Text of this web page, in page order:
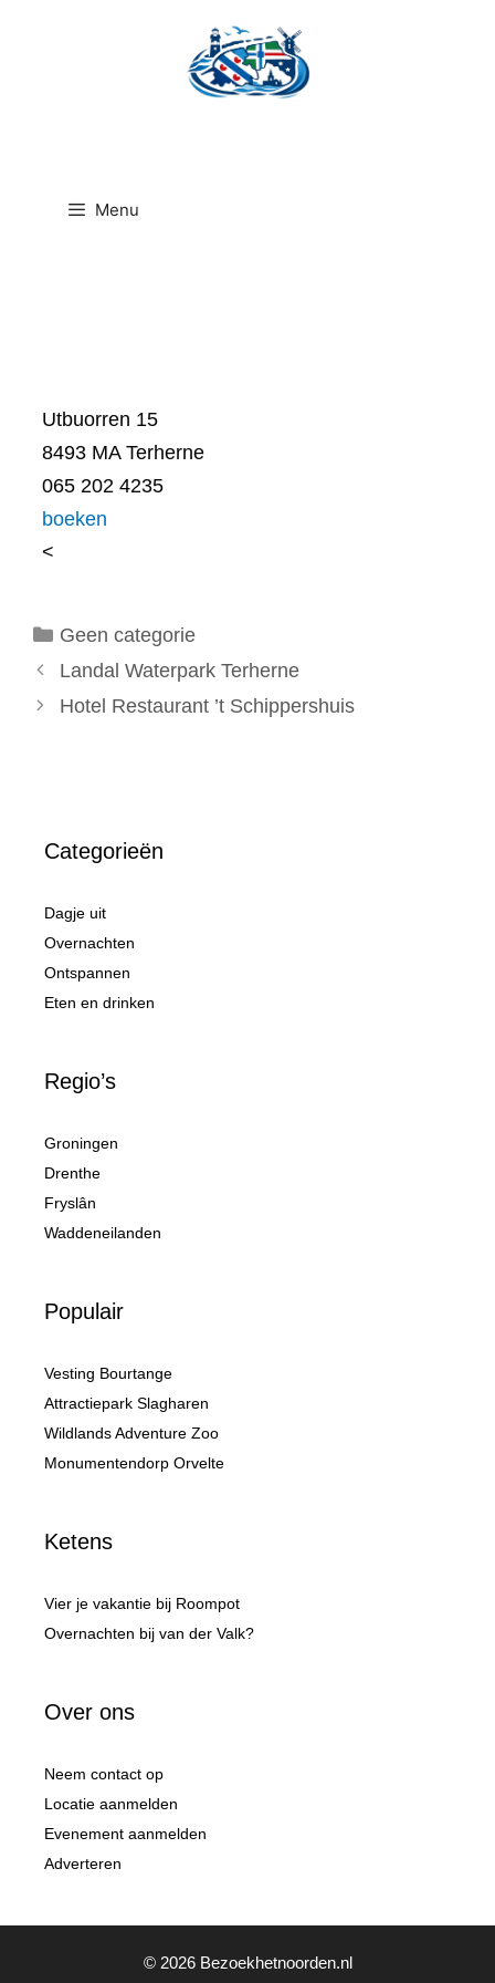
Menu
Utbuorren 15
8493 MA Terherne
065 202 4235
boeken
<
Categorieën
Geen categorie
Landal Waterpark Terherne
Hotel Restaurant ’t Schippershuis
Categorieën
Dagje uit
Overnachten
Ontspannen
Eten en drinken
Regio’s
Groningen
Drenthe
Fryslân
Waddeneilanden
Populair
Vesting Bourtange
Attractiepark Slagharen
Wildlands Adventure Zoo
Monumentendorp Orvelte
Ketens
Vier je vakantie bij Roompot
Overnachten bij van der Valk?
Over ons
Neem contact op
Locatie aanmelden
Evenement aanmelden
Adverteren
© 2026 Bezoekhetnoorden.nl